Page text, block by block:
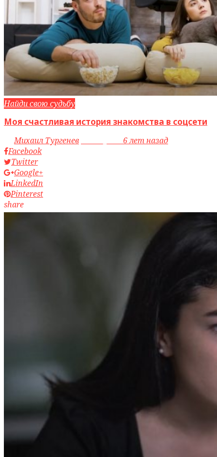
Найди свою судьбу
Моя счастливая история знакомства в соцсети
byМихаил Тургенев
6 лет назад
Facebook
Twitter
Google+
LinkedIn
Pinterest
share